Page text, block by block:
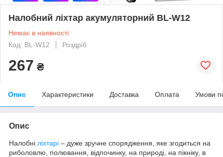
Налобний ліхтар акумуляторний BL-W12
Немає в наявності
Код: BL-W12
Роздріб
267 ₴
Опис Характеристики Доставка Оплата Умови
Опис
Налобні ліхтарі – дуже зручне спорядження, яке згодиться на
риболовлю, полювання, відпочинку, на природі, на пікніку, в